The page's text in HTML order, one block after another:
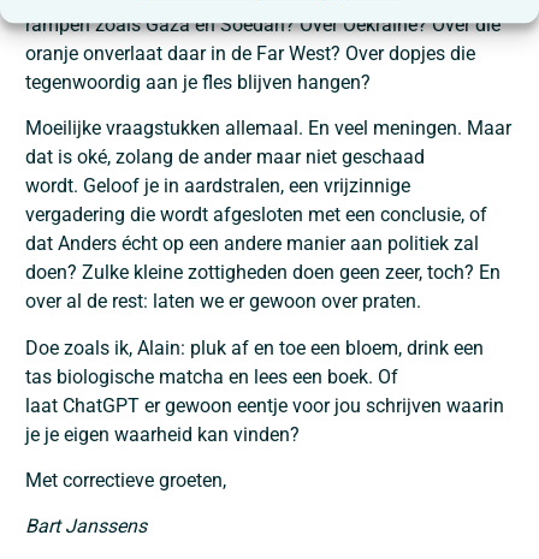
rampen zoals Gaza en Soedan? Over Oekraïne? Over die
oranje onverlaat daar in de Far West? Over dopjes die
tegenwoordig aan je fles blijven hangen?
Moeilijke vraagstukken allemaal. En veel meningen. Maar
dat is oké, zolang de ander maar niet geschaad
wordt. Geloof je in aardstralen, een vrijzinnige
vergadering die wordt afgesloten met een conclusie, of
dat Anders écht op een andere manier aan politiek zal
doen? Zulke kleine zottigheden doen geen zeer, toch? En
over al de rest: laten we er gewoon over praten.
Doe zoals ik, Alain: pluk af en toe een bloem, drink een
tas biologische matcha en lees een boek. Of
laat ChatGPT er gewoon eentje voor jou schrijven waarin
je je eigen waarheid kan vinden?
Met correctieve groeten,
Bart Janssens